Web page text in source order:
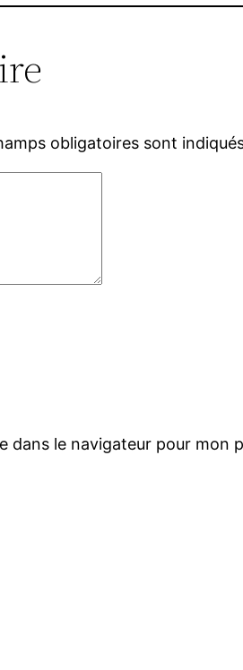
obligatoires sont
dans le navigateur pour mon